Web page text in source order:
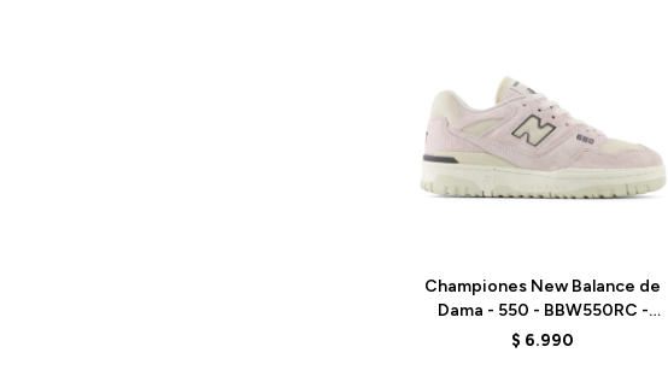
Championes New Balance de
Dama - 550 - BBW550RC -
LINEN
$ 6.990